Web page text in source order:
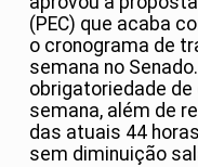
(PEC) que acaba
o cronograma de
semana no
obrigatoriedade
semana, além de
das atuais 44
sem diminuição